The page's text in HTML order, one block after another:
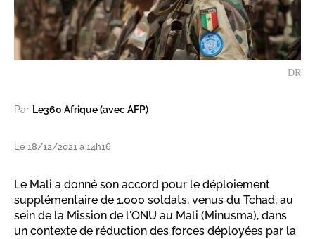
DR
Par Le360 Afrique (avec AFP)
Le 18/12/2021 à 14h16
Le Mali a donné son accord pour le déploiement
supplémentaire de 1.000 soldats, venus du Tchad, au
sein de la Mission de l'ONU au Mali (Minusma), dans
un contexte de réduction des forces déployées par la